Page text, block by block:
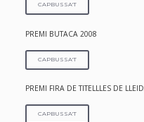
CAPBUSSA'T
PREMI BUTACA 2008
CAPBUSSA'T
PREMI FIRA DE TITELLLES DE
CAPBUSSA'T